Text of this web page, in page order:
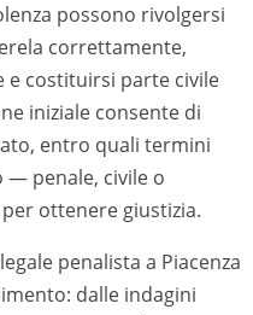
possono rivolgersi
correttamente,
e costituirsi parte civile
iniziale consente di
entro quali termini
— penale, civile o
ottenere giustizia.
penalista a Piacenza
dalle indagini